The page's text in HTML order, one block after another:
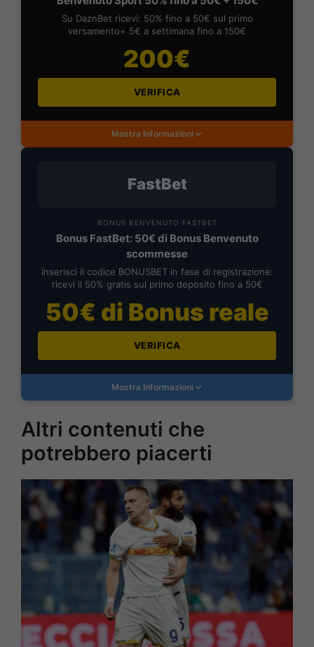
Su DaznBet ricevi: 50% fino a 50€ sul primo
versamento+ 5€ a settimana fino a 150€
200€
VERIFICA
Mostra Informazioni
FastBet
BONUS BENVENUTO FASTBET
Bonus FastBet: 50€ di Bonus Benvenuto
scommesse
Inserisci il codice BONUSBET in fase di registrazione:
ricevi il 50% gratis sul primo deposito fino a 50€
50€ di Bonus reale
VERIFICA
Mostra Informazioni
Altri contenuti che
potrebbero piacerti